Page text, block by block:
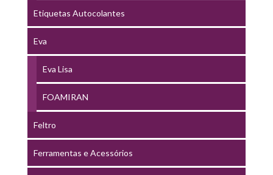
Etiquetas Autocolantes
Eva
Eva Lisa
FOAMIRAN
Feltro
Ferramentas e Acessórios